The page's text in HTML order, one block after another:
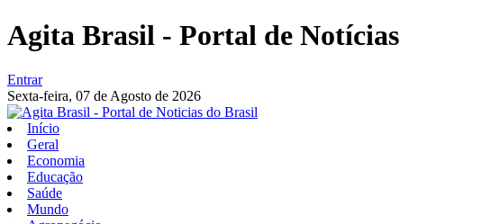
Agita Brasil - Portal de Notícias
Entrar
Sexta-feira, 07 de Agosto de 2026
Início
Geral
Economia
Educação
Saúde
Mundo